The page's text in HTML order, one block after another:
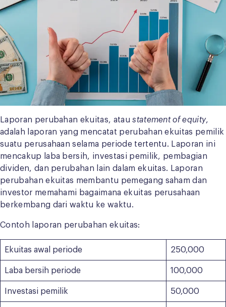
Laporan perubahan ekuitas, ataustatement of equity,
adalah laporan yang mencatat perubahan ekuitas pemilik
suatu perusahaan selama periode tertentu. Laporan ini
mencakup laba bersih, investasi pemilik, pembagian
dividen, dan perubahan lain dalam ekuitas. Laporan
perubahan ekuitas membantu pemegang saham dan
investor memahami bagaimana ekuitas perusahaan
berkembang dari waktu ke waktu.
Contoh laporan perubahan ekuitas:
Ekuitas awal periode 250,000
Laba bersih periode 100,000
Investasi pemilik 50,000